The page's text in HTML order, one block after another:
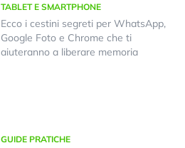
TABLET E SMARTPHONE
Ecco i cestini segreti per WhatsApp,
Google Foto e Chrome che ti
aiuteranno a liberare memoria
GUIDE PRATICHE